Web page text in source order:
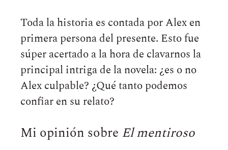
Toda la historia es contada por Alex en
primera persona del presente. Esto fue
súper acertado a la hora de clavarnos la
principal intriga de la novela: ¿es o no
Alex culpable? ¿Qué tanto podemos
confiar en su relato?
Mi opinión sobre El mentiroso